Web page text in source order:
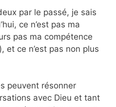
par le passé, je sais
ce n’est pas ma
pas ma compétence
et ce n’est pas non plus
peuvent résonner
avec Dieu et tant